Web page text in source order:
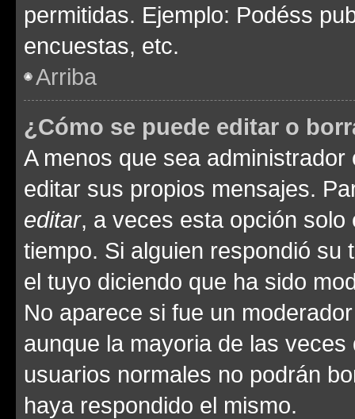
permitidas. Ejemplo: Podéss
encuestas, etc.
Arriba
¿Cómo se puede editar o
A menos que sea
editar sus propios mensajes.
editar, a veces esta opción
tiempo. Si alguien respondió
el tuyo diciendo que ha sido
No aparece si fue un
aunque la mayoria de las
usuarios normales no podrán
haya respondido el mismo.